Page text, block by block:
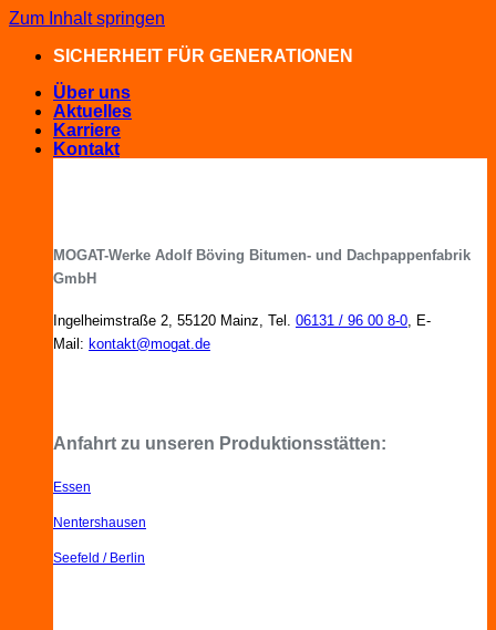
Zum Inhalt springen
SICHERHEIT FÜR GENERATIONEN
Über uns
Aktuelles
Karriere
Kontakt
MOGAT-Werke Adolf Böving Bitumen- und Dachpappenfabrik
GmbH
Ingelheimstraße 2, 55120 Mainz, Tel. 06131 / 96 00 8-0, E-
Mail: kontakt@mogat.de
Anfahrt zu unseren Produktionsstätten:
Essen
Nentershausen
Seefeld / Berlin